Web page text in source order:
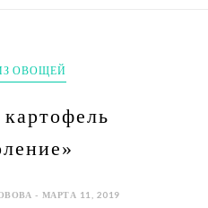
ОВОЩЕЙ
- МАРТА 11, 2019